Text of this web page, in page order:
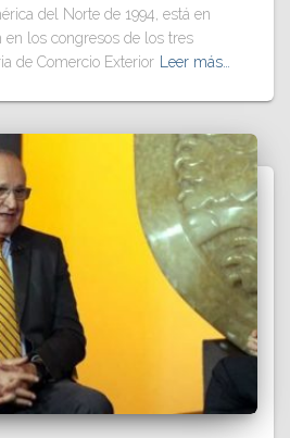
del Norte de 1994, está en
en los congresos de los tres
de Comercio Exterior
Leer más…